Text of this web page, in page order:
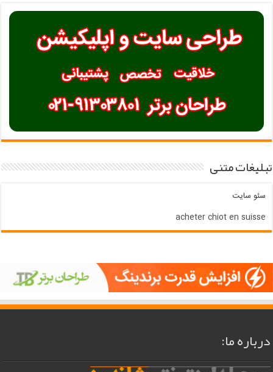
تبلیغات متنی
سئو سایت
acheter chiot en suisse
درباره ما: